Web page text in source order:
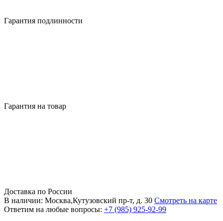
Гарантия подлинности
Гарантия на товар
Доставка по России
В наличии: Москва,Кутузовский пр-т, д. 30 Смотреть на карте
Ответим на любые вопросы: +7 (985) 925-92-99